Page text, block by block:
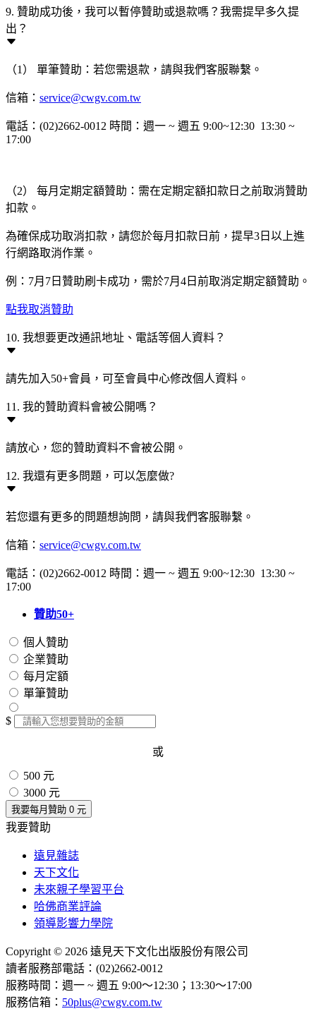
9. 贊助成功後，我可以暫停贊助或退款嗎？我需提早多久提
出？
（1） 單筆贊助：若您需退款，請與我們客服聯繫。
信箱： service@cwgv.com.tw
電話：(02)2662-0012 時間：週一 ~ 週五 9:00~12:30 13:30 ~
17:00
（2） 每月定期定額贊助：需在定期定額扣款日之前取消贊助
扣款。
為確保成功取消扣款，請您於每月扣款日前，提早3日以上進
行網路取消作業。
例：7月7日贊助刷卡成功，需於7月4日前取消定期定額贊助。
點我取消贊助
10. 我想要更改通訊地址、電話等個人資料？
請先加入50+會員，可至會員中心修改個人資料。
11. 我的贊助資料會被公開嗎？
請放心，您的贊助資料不會被公開。
12. 我還有更多問題，可以怎麼做?
若您還有更多的問題想詢問，請與我們客服聯繫。
信箱： service@cwgv.com.tw
電話：(02)2662-0012 時間：週一 ~ 週五 9:00~12:30 13:30 ~
17:00
贊助50+
個人贊助
企業贊助
每月定額
單筆贊助
$
或
500 元
3000 元
我要每月贊助 0 元
我要贊助
遠見雜誌
天下文化
未來親子學習平台
哈佛商業評論
領導影響力學院
Copyright © 2026 遠見天下文化出版股份有限公司
讀者服務部電話：(02)2662-0012
服務時間：週一 ~ 週五 9:00～12:30；13:30～17:00
服務信箱： 50plus@cwgv.com.tw